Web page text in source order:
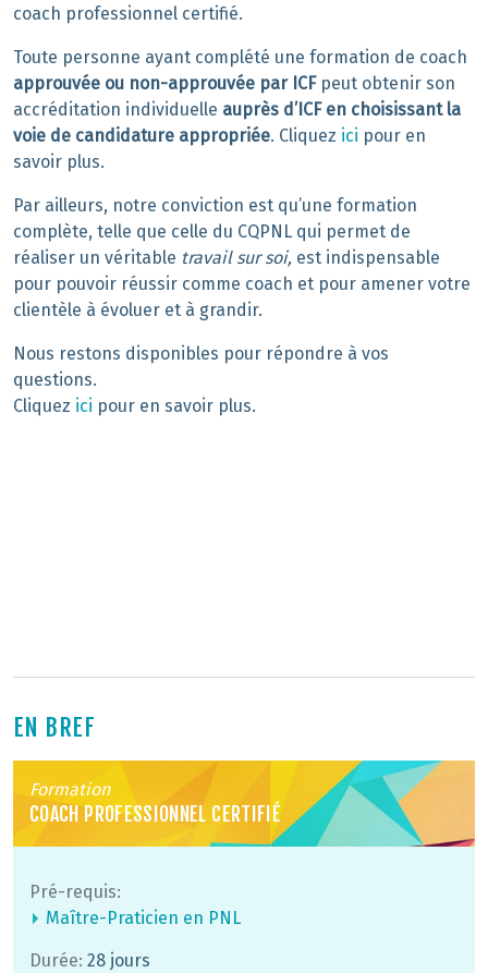
coach professionnel certifié.
Toute personne ayant complété une formation de coach
approuvée ou non-approuvée par ICFpeut obtenir son
accréditation individuelle auprès d’ICF en choisissant la
voie de candidature appropriée. Cliquez ici pour en
savoir plus.
Par ailleurs, notre conviction est qu’une formation
complète, telle que celle du CQPNL qui permet de
réaliser un véritable travail sur soi, est indispensable
pour pouvoir réussir comme coach et pour amener votre
clientèle à évoluer et à grandir.
Nous restons disponibles pour répondre à vos
questions.
Cliquez ici pour en savoir plus.
EN BREF
Formation
COACH PROFESSIONNEL CERTIFIÉ
Pré-requis:
Maître-Praticien en PNL
Durée: 28 jours